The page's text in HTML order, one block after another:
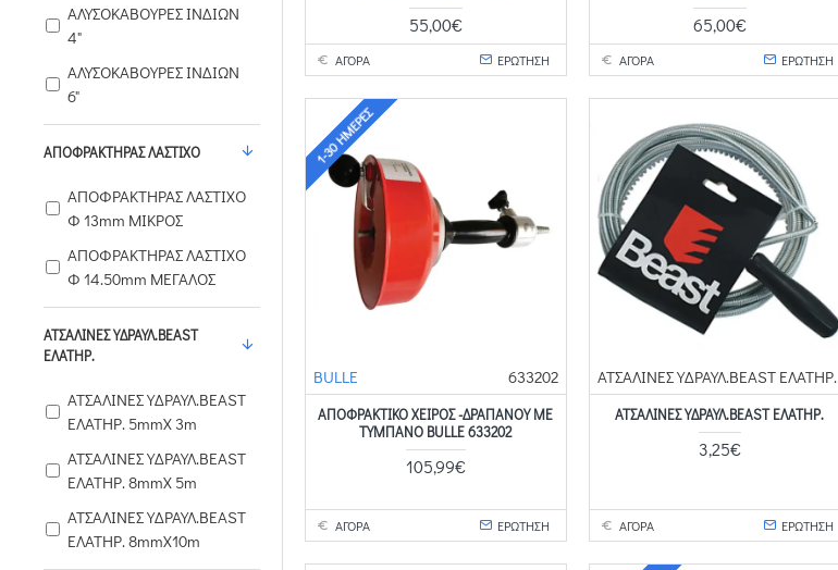
ΑΛΥΣΟΚΑΒΟΥΡΕΣ ΙΝΔΙΩΝ
4"
ΑΛΥΣΟΚΑΒΟΥΡΕΣ ΙΝΔΙΩΝ
6"
ΑΠΟΦΡΑΚΤΗΡΑΣ ΛΑΣΤΙΧΟ
ΑΠΟΦΡΑΚΤΗΡΑΣ ΛΑΣΤΙΧΟ
Φ 13mm ΜΙΚΡΟΣ
ΑΠΟΦΡΑΚΤΗΡΑΣ ΛΑΣΤΙΧΟ
Φ 14.50mm ΜΕΓΑΛΟΣ
ΑΤΣΑΛΙΝΕΣ ΥΔΡΑΥΛ.BEAST
ΕΛΑΤΗΡ.
ΑΤΣΑΛΙΝΕΣ ΥΔΡΑΥΛ.BEAST
ΕΛΑΤΗΡ. 5mmX 3m
ΑΤΣΑΛΙΝΕΣ ΥΔΡΑΥΛ.BEAST
ΕΛΑΤΗΡ. 8mmX 5m
ΑΤΣΑΛΙΝΕΣ ΥΔΡΑΥΛ.BEAST
ΕΛΑΤΗΡ. 8mmX10m
55,00€
ΑΓΟΡΑ ΕΡΩΤΗΣΗ
65,00€
ΑΓΟΡΑ ΕΡΩΤΗΣΗ
1-30 ΗΜΈΡΕΣ
BULLE 633202
ΑΠΟΦΡΑΚΤΙΚΌ ΧΕΙΡΌΣ -ΔΡΑΠΆΝΟΥ ΜΕ
ΤΎΜΠΑΝΟ BULLE 633202
105,99€
ΑΓΟΡΑ ΕΡΩΤΗΣΗ
ΑΤΣΑΛΙΝΕΣ ΥΔΡΑΥΛ.BEAST ΕΛΑΤΗΡ.
ΑΤΣΑΛΙΝΕΣ ΥΔΡΑΥΛ.BEAST ΕΛΑΤΗΡ.
3,25€
ΑΓΟΡΑ ΕΡΩΤΗΣΗ